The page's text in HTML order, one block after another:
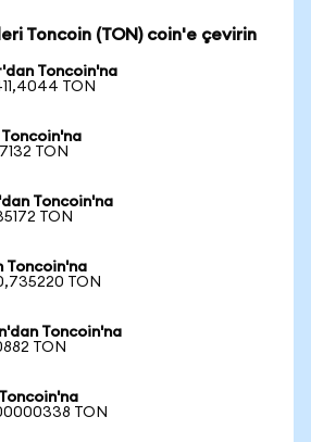
Toncoin (TON) coin'e çevirin
Toncoin'na
TON
TON
Toncoin'na
TON
Toncoin'na
TON
Toncoin'na
TON
TON